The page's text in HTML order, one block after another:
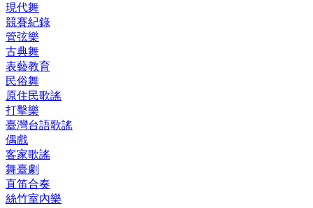
現代舞
競賽紀錄
管弦樂
古典舞
表藝教育
民俗舞
原住民歌謠
打擊樂
臺灣台語歌謠
偶戲
客家歌謠
舞臺劇
直笛合奏
絲竹室內樂